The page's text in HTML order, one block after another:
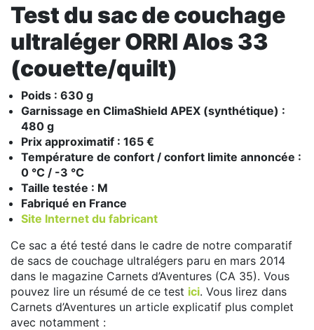
Test du sac de couchage
ultraléger ORRI Alos 33
(couette/quilt)
Poids : 630 g
Garnissage en ClimaShield APEX (synthétique) :
480 g
Prix approximatif : 165 €
Température de confort / confort limite annoncée :
0 °C / -3 °C
Taille testée : M
Fabriqué en France
Site Internet du fabricant
Ce sac a été testé dans le cadre de notre comparatif
de sacs de couchage ultralégers paru en mars 2014
dans le magazine Carnets d’Aventures (CA 35). Vous
pouvez lire un résumé de ce test ici. Vous lirez dans
Carnets d’Aventures un article explicatif plus complet
avec notamment :